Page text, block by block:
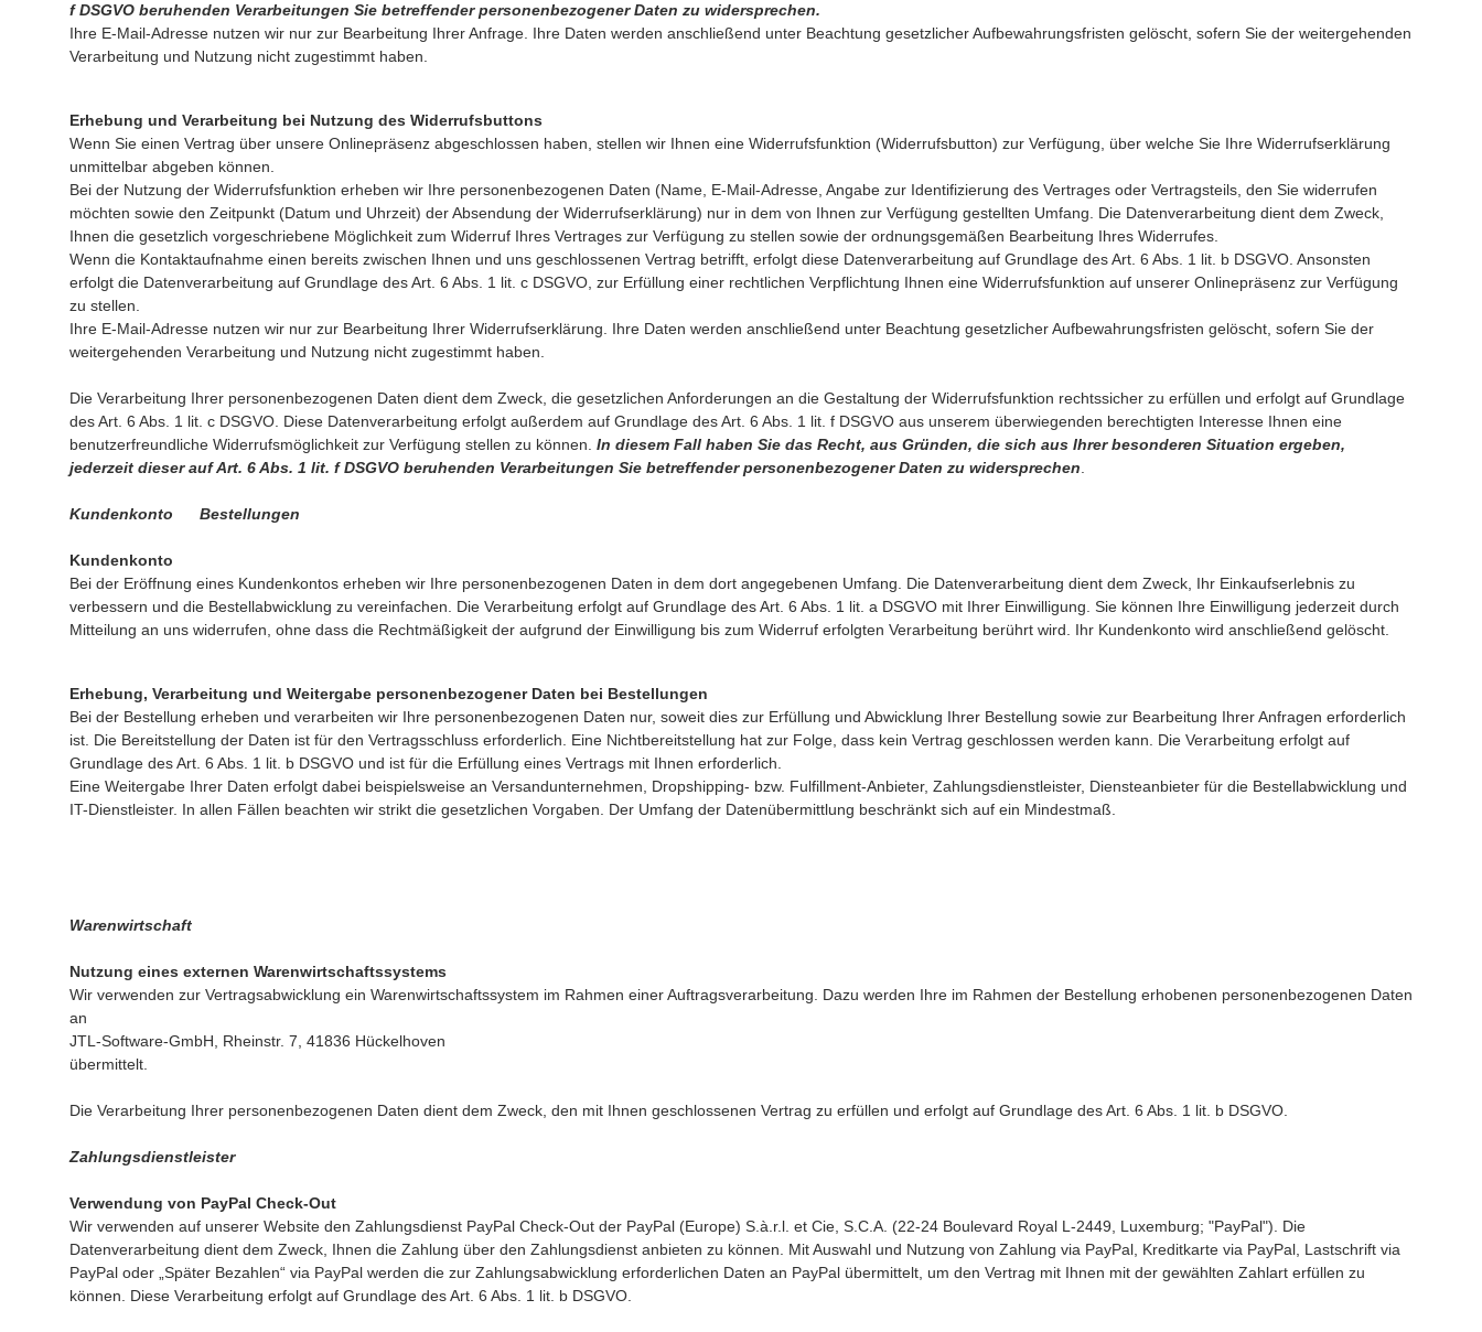
f DSGVO beruhenden Verarbeitungen Sie betreffender personenbezogener Daten zu widersprechen.
Ihre E-Mail-Adresse nutzen wir nur zur Bearbeitung Ihrer Anfrage. Ihre Daten werden anschließend unter Beachtung gesetzlicher Aufbewahrungsfristen gelöscht, sofern Sie der weitergehenden
Verarbeitung und Nutzung nicht zugestimmt haben.
Erhebung und Verarbeitung bei Nutzung des Widerrufsbuttons
Wenn Sie einen Vertrag über unsere Onlinepräsenz abgeschlossen haben, stellen wir Ihnen eine Widerrufsfunktion (Widerrufsbutton) zur Verfügung, über welche Sie Ihre Widerrufserklärung
unmittelbar abgeben können.
Bei der Nutzung der Widerrufsfunktion erheben wir Ihre personenbezogenen Daten (Name, E-Mail-Adresse, Angabe zur Identifizierung des Vertrages oder Vertragsteils, den Sie widerrufen
möchten sowie den Zeitpunkt (Datum und Uhrzeit) der Absendung der Widerrufserklärung) nur in dem von Ihnen zur Verfügung gestellten Umfang. Die Datenverarbeitung dient dem Zweck,
Ihnen die gesetzlich vorgeschriebene Möglichkeit zum Widerruf Ihres Vertrages zur Verfügung zu stellen sowie der ordnungsgemäßen Bearbeitung Ihres Widerrufes.
Wenn die Kontaktaufnahme einen bereits zwischen Ihnen und uns geschlossenen Vertrag betrifft, erfolgt diese Datenverarbeitung auf Grundlage des Art. 6 Abs. 1 lit. b DSGVO. Ansonsten
erfolgt die Datenverarbeitung auf Grundlage des Art. 6 Abs. 1 lit. c DSGVO, zur Erfüllung einer rechtlichen Verpflichtung Ihnen eine Widerrufsfunktion auf unserer Onlinepräsenz zur Verfügung
zu stellen.
Ihre E-Mail-Adresse nutzen wir nur zur Bearbeitung Ihrer Widerrufserklärung. Ihre Daten werden anschließend unter Beachtung gesetzlicher Aufbewahrungsfristen gelöscht, sofern Sie der
weitergehenden Verarbeitung und Nutzung nicht zugestimmt haben.
Die Verarbeitung Ihrer personenbezogenen Daten dient dem Zweck, die gesetzlichen Anforderungen an die Gestaltung der Widerrufsfunktion rechtssicher zu erfüllen und erfolgt auf Grundlage
des Art. 6 Abs. 1 lit. c DSGVO. Diese Datenverarbeitung erfolgt außerdem auf Grundlage des Art. 6 Abs. 1 lit. f DSGVO aus unserem überwiegenden berechtigten Interesse Ihnen eine
benutzerfreundliche Widerrufsmöglichkeit zur Verfügung stellen zu können. In diesem Fall haben Sie das Recht, aus Gründen, die sich aus Ihrer besonderen Situation ergeben,
jederzeit dieser auf Art. 6 Abs. 1 lit. f DSGVO beruhenden Verarbeitungen Sie betreffender personenbezogener Daten zu widersprechen
Kundenkonto Bestellungen
Kundenkonto
Bei der Eröffnung eines Kundenkontos erheben wir Ihre personenbezogenen Daten in dem dort angegebenen Umfang. Die Datenverarbeitung dient dem Zweck, Ihr Einkaufserlebnis zu
verbessern und die Bestellabwicklung zu vereinfachen. Die Verarbeitung erfolgt auf Grundlage des Art. 6 Abs. 1 lit. a DSGVO mit Ihrer Einwilligung. Sie können Ihre Einwilligung jederzeit durch
Mitteilung an uns widerrufen, ohne dass die Rechtmäßigkeit der aufgrund der Einwilligung bis zum Widerruf erfolgten Verarbeitung berührt wird. Ihr Kundenkonto wird anschließend gelöscht.
Erhebung, Verarbeitung und Weitergabe personenbezogener Daten bei Bestellungen
Bei der Bestellung erheben und verarbeiten wir Ihre personenbezogenen Daten nur, soweit dies zur Erfüllung und Abwicklung Ihrer Bestellung sowie zur Bearbeitung Ihrer Anfragen erforderlich
ist. Die Bereitstellung der Daten ist für den Vertragsschluss erforderlich. Eine Nichtbereitstellung hat zur Folge, dass kein Vertrag geschlossen werden kann. Die Verarbeitung erfolgt auf
Grundlage des Art. 6 Abs. 1 lit. b DSGVO und ist für die Erfüllung eines Vertrags mit Ihnen erforderlich.
Eine Weitergabe Ihrer Daten erfolgt dabei beispielsweise an Versandunternehmen, Dropshipping- bzw. Fulfillment-Anbieter, Zahlungsdienstleister, Diensteanbieter für die Bestellabwicklung und
IT-Dienstleister. In allen Fällen beachten wir strikt die gesetzlichen Vorgaben. Der Umfang der Datenübermittlung beschränkt sich auf ein Mindestmaß.
Warenwirtschaft
Nutzung eines externen Warenwirtschaftssystems
Wir verwenden zur Vertragsabwicklung ein Warenwirtschaftssystem im Rahmen einer Auftragsverarbeitung. Dazu werden Ihre im Rahmen der Bestellung erhobenen personenbezogenen Daten
an
JTL-Software-GmbH, Rheinstr. 7, 41836 Hückelhoven
übermittelt.
Die Verarbeitung Ihrer personenbezogenen Daten dient dem Zweck, den mit Ihnen geschlossenen Vertrag zu erfüllen und erfolgt auf Grundlage des Art. 6 Abs. 1 lit. b DSGVO.
Zahlungsdienstleister
Verwendung von PayPal Check-Out
Wir verwenden auf unserer Website den Zahlungsdienst PayPal Check-Out der PayPal (Europe) S.à.r.l. et Cie, S.C.A. (22-24 Boulevard Royal L-2449, Luxemburg; "PayPal"). Die
Datenverarbeitung dient dem Zweck, Ihnen die Zahlung über den Zahlungsdienst anbieten zu können. Mit Auswahl und Nutzung von Zahlung via PayPal, Kreditkarte via PayPal, Lastschrift via
PayPal oder „Später Bezahlen“ via PayPal werden die zur Zahlungsabwicklung erforderlichen Daten an PayPal übermittelt, um den Vertrag mit Ihnen mit der gewählten Zahlart erfüllen zu
können. Diese Verarbeitung erfolgt auf Grundlage des Art. 6 Abs. 1 lit. b DSGVO.